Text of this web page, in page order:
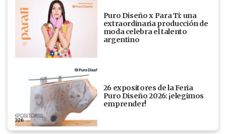
Puro Diseño x Para Ti: una
extraordinaria producción de
moda celebra el talento
argentino
26 expositores de la Feria
Puro Diseño 2026: ¡elegimos
emprender!